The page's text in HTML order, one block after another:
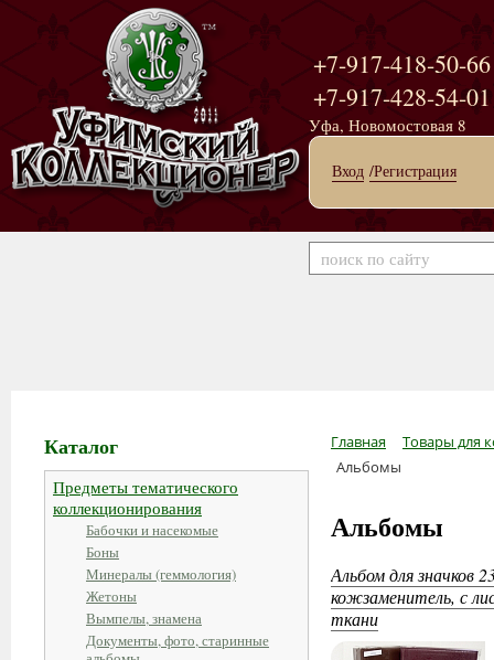
+7-917-418-50-66
+7-917-428-54-01
Уфа, Новомостовая 8
Вход /Регистрация
Каталог
Предметы тематического
коллекционирования
Бабочки и насекомые
Боны
Минералы (геммология)
Жетоны
Вымпелы, знамена
Документы, фото, старинные
Главная
Товары для
Альбомы
Альбомы
Альбом для значков
кожзаменитель, с
ткани